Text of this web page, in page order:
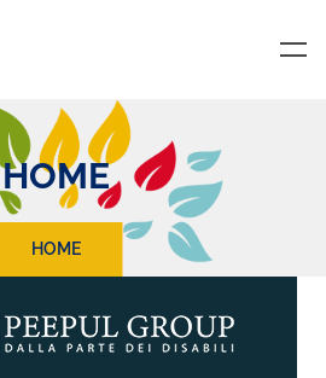
HOME
HOME